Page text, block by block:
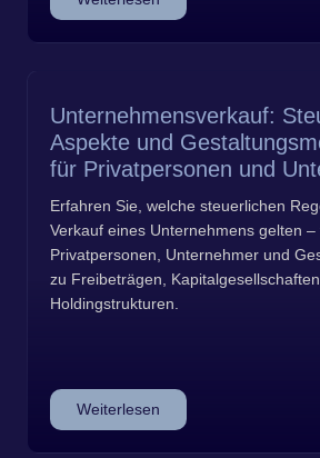
Unternehmensverkauf:
Aspekte und
für Privatpersonen und
Erfahren Sie, welche steuerlichen
Verkauf eines Unternehmens gelten –
Privatpersonen, Unternehmer und
zu Freibeträgen,
Holdingstrukturen.
Weiterlesen